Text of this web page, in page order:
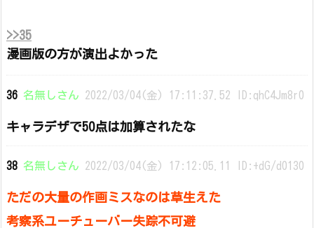
>>35
漫画版の方が演出よかった
36 名無しさん 2022/03/04(金) 17:11:37.52 ID:qhC4Jm8r0
キャラデザで50点は加算されたな
38 名無しさん 2022/03/04(金) 17:12:05.11 ID:+dG/d0130
ただの大量の作画ミスなのは草生えた
考察系ユーチューバー失踪不可避